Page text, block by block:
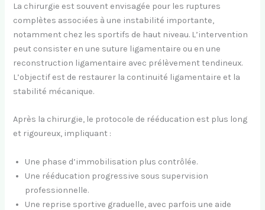
La chirurgie est souvent envisagée pour les ruptures
complètes associées à une instabilité importante,
notamment chez les sportifs de haut niveau. L’intervention
peut consister en une suture ligamentaire ou en une
reconstruction ligamentaire avec prélèvement tendineux.
L’objectif est de restaurer la continuité ligamentaire et la
stabilité mécanique.
Après la chirurgie, le protocole de rééducation est plus long
et rigoureux, impliquant :
Une phase d’immobilisation plus contrôlée.
Une rééducation progressive sous supervision
professionnelle.
Une reprise sportive graduelle, avec parfois une aide